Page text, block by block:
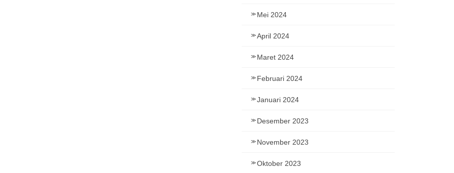
Mei 2024
April 2024
Maret 2024
Februari 2024
Januari 2024
Desember 2023
November 2023
Oktober 2023